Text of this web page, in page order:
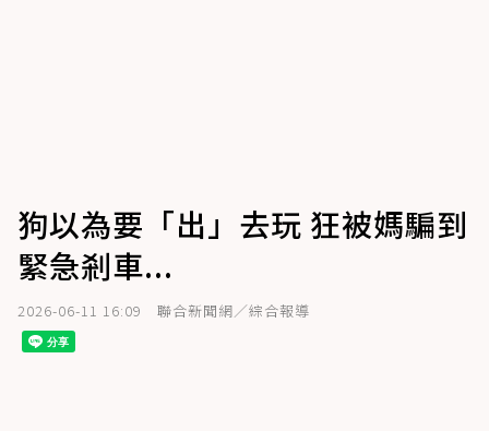
狗以為要「出」去玩 狂被媽騙到
緊急剎車...
2026-06-11 16:09 聯合新聞網／綜合報導